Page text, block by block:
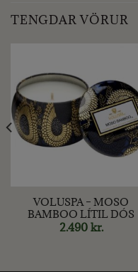
TENGDAR VÖRUR
VOLUSPA – MOSO
BAMBOO LÍTIL DÓS
2.490 kr.